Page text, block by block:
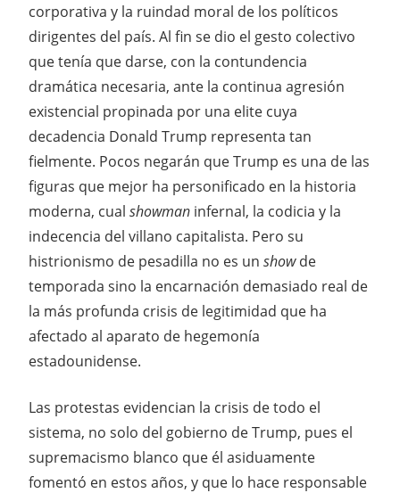
corporativa y la ruindad moral de los políticos
dirigentes del país. Al fin se dio el gesto colectivo
que tenía que darse, con la contundencia
dramática necesaria, ante la continua agresión
existencial propinada por una elite cuya
decadencia Donald Trump representa tan
fielmente. Pocos negarán que Trump es una de las
figuras que mejor ha personificado en la historia
moderna, cual showman infernal, la codicia y la
indecencia del villano capitalista. Pero su
histrionismo de pesadilla no es un showde
temporada sino la encarnación demasiado real de
la más profunda crisis de legitimidad que ha
afectado al aparato de hegemonía
estadounidense.
Las protestas evidencian la crisis de todo el
sistema, no solo del gobierno de Trump, pues el
supremacismo blanco que él asiduamente
fomentó en estos años, y que lo hace responsable